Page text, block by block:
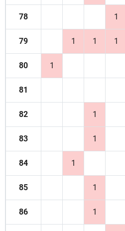
78 1
79 1 1 1
80 1
81
82 1
83 1
84 1
85 1
86 1